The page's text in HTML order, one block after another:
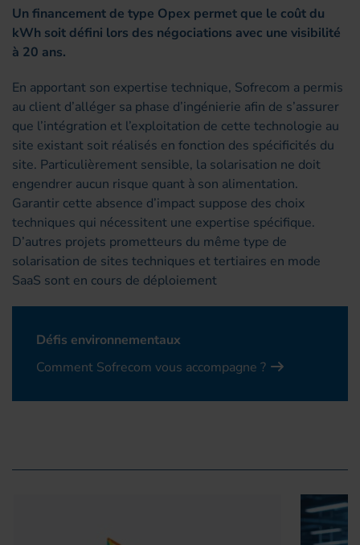
Un financement de type Opex permet que le coût du
kWh soit défini lors des négociations avec une visibilité
à 20 ans.
En apportant son expertise technique, Sofrecom a permis
au client d’alléger sa phase d’ingénierie afin de s’assurer
que l’intégration et l’exploitation de cette technologie au
site existant soit réalisés en fonction des spécificités du
site. Particulièrement sensible, la solarisation ne doit
engendrer aucun risque quant à son alimentation.
Garantir cette absence d’impact suppose des choix
techniques qui nécessitent une expertise spécifique.
D’autres projets prometteurs du même type de
solarisation de sites techniques et tertiaires en mode
SaaS sont en cours de déploiement
Défis environnementaux
Comment Sofrecom vous accompagne ?